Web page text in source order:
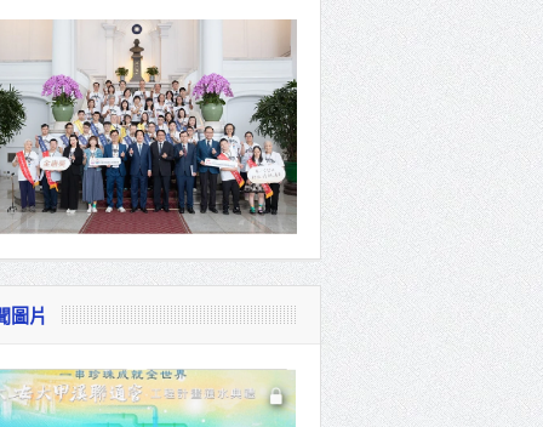
賓共同
圖片